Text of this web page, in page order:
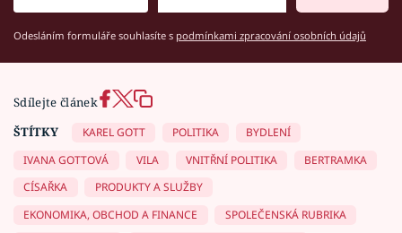
Odesláním formuláře souhlasíte s podmínkami zpracování osobních údajů
Sdílejte článek
ŠTÍTKY
KAREL GOTT POLITIKA
BYDLENÍ
IVANA GOTTOVÁ
VILA VNITŘNÍ POLITIKA
BERTRAMKA
CÍSAŘKA
PRODUKTY A SLUŽBY
EKONOMIKA, OBCHOD A FINANCE
SPOLEČENSKÁ RUBRIKA